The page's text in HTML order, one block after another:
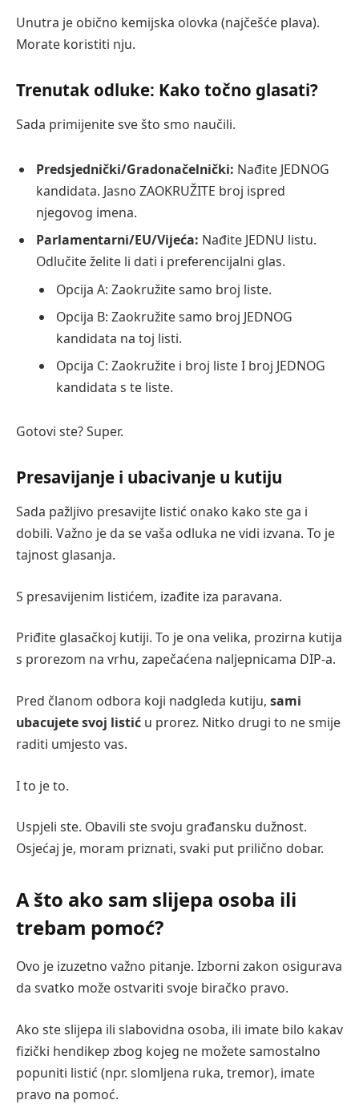
Unutra je obično kemijska olovka (najčešće plava).
Morate koristiti nju.
Trenutak odluke: Kako točno glasati?
Sada primijenite sve što smo naučili.
Predsjednički/Gradonačelnički: Nađite JEDNOG
kandidata. Jasno ZAOKRUŽITE broj ispred
njegovog imena.
Parlamentarni/EU/Vijeća: Nađite JEDNU listu.
Odlučite želite li dati i preferencijalni glas.
Opcija A: Zaokružite samo broj liste.
Opcija B: Zaokružite samo broj JEDNOG
kandidata na toj listi.
Opcija C: Zaokružite i broj liste I broj JEDNOG
kandidata s te liste.
Gotovi ste? Super.
Presavijanje i ubacivanje u kutiju
Sada pažljivo presavijte listić onako kako ste ga i
dobili. Važno je da se vaša odluka ne vidi izvana. To je
tajnost glasanja.
S presavijenim listićem, izađite iza paravana.
Priđite glasačkoj kutiji. To je ona velika, prozirna kutija
s prorezom na vrhu, zapečaćena naljepnicama DIP-a.
Pred članom odbora koji nadgleda kutiju, sami
ubacujete svoj listić u prorez. Nitko drugi to ne smije
raditi umjesto vas.
I to je to.
Uspjeli ste. Obavili ste svoju građansku dužnost.
Osjećaj je, moram priznati, svaki put prilično dobar.
A što ako sam slijepa osoba ili
trebam pomoć?
Ovo je izuzetno važno pitanje. Izborni zakon osigurava
da svatko može ostvariti svoje biračko pravo.
Ako ste slijepa ili slabovidna osoba, ili imate bilo kakav
fizički hendikep zbog kojeg ne možete samostalno
popuniti listić (npr. slomljena ruka, tremor), imate
pravo na pomoć.